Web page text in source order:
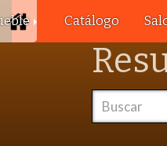
Catálogo